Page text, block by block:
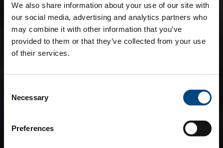
We also share information about your use of our site with
our social media, advertising and analytics partners who
may combine it with other information that you’ve
provided to them or that they’ve collected from your use
of their services.
Selection
Necessary
Preferences